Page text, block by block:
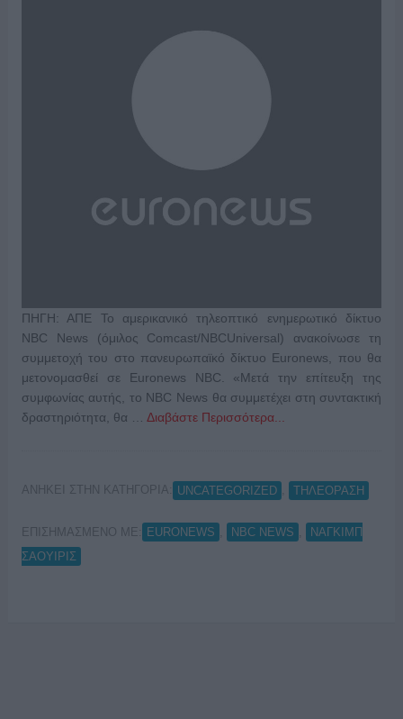
ΠΗΓΗ: ΑΠΕ Το αμερικανικό τηλεοπτικό ενημερωτικό δίκτυο
NBC News (όμιλος Comcast/NBCUniversal) ανακοίνωσε τη
συμμετοχή του στο πανευρωπαϊκό δίκτυο Euronews, που θα
μετονομασθεί σε Euronews NBC. «Μετά την επίτευξη της
συμφωνίας αυτής, το NBC News θα συμμετέχει στη συντακτική
δραστηριότητα, θα … Διαβάστε Περισσότερα...
ΑΝΗΚΕΙ ΣΤΗΝ ΚΑΤΗΓΟΡΙΑ: UNCATEGORIZED ΤΗΛΕΟΡΑΣΗ
ΕΠΙΣΗΜΑΣΜΕΝΟ ΜΕ: EURONEWS NBC NEWS
ΝΑΓΚΙΜΠ
ΣΑΟΥΙΡΙΣ